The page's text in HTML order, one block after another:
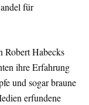
für
Robert Habecks
ihre Erfahrung
und sogar braune
erfundene